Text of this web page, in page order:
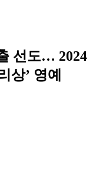
선도… 2024
상’ 영예